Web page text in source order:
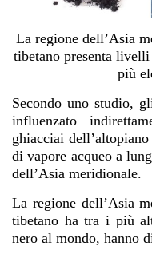
La regione dell’Asia
tibetano presenta
più
Secondo uno studio,
influenzato
ghiacciai
di vapore acqueo a
dell’Asia meridionale.
La regione dell’Asia
tibetano ha tra i più
nero al mondo, hanno